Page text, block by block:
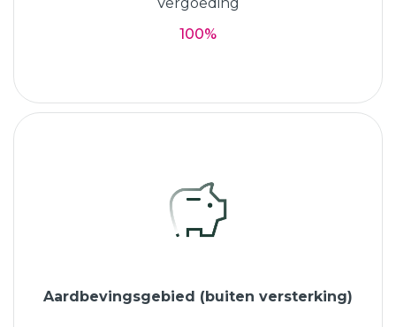
100%
Aardbevingsgebied (buiten versterking)